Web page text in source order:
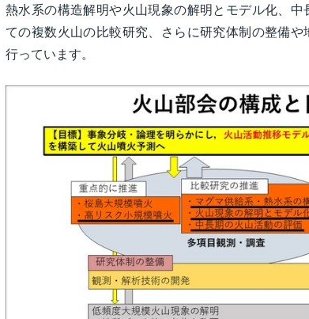
熱水系の構造解明や火山現象の解明とモデル化、
ての複数火山の比較研究、さらに研究体制の整備
行っています。